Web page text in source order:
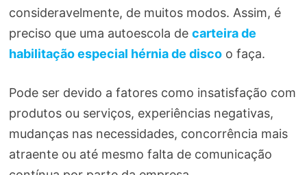
consideravelmente, de muitos modos. Assim, é
preciso que uma autoescola de carteira de
habilitação especial hérnia de discoo faça.
Pode ser devido a fatores como insatisfação com
produtos ou serviços, experiências negativas,
mudanças nas necessidades, concorrência mais
atraente ou até mesmo falta de comunicação